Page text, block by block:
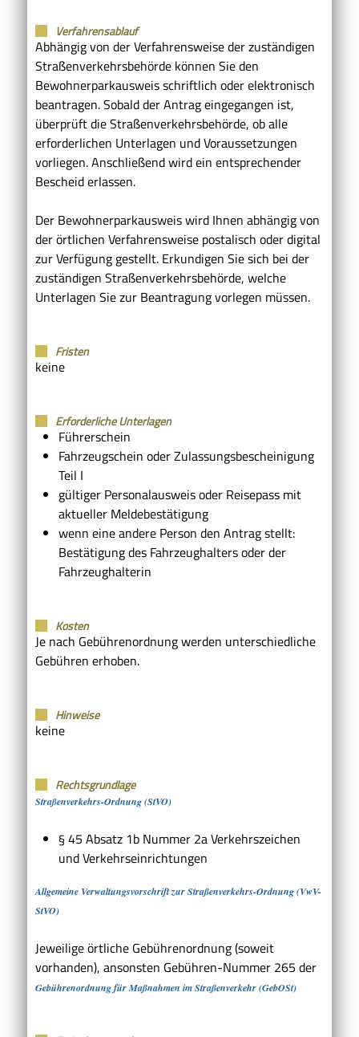
Verfahrensablauf
Abhängig von der Verfahrensweise der zuständigen
Straßenverkehrsbehörde können Sie den
Bewohnerparkausweis schriftlich oder elektronisch
beantragen. Sobald der Antrag eingegangen ist,
überprüft die Straßenverkehrsbehörde, ob alle
erforderlichen Unterlagen und Voraussetzungen
vorliegen. Anschließend wird ein entsprechender
Bescheid erlassen.
Der Bewohnerparkausweis wird Ihnen abhängig von
der örtlichen Verfahrensweise postalisch oder digital
zur Verfügung gestellt. Erkundigen Sie sich bei der
zuständigen Straßenverkehrsbehörde, welche
Unterlagen Sie zur Beantragung vorlegen müssen.
Fristen
keine
Erforderliche Unterlagen
Führerschein
Fahrzeugschein oder Zulassungsbescheinigung
Teil I
gültiger Personalausweis oder Reisepass mit
aktueller Meldebestätigung
wenn eine andere Person den Antrag stellt:
Bestätigung des Fahrzeughalters oder der
Fahrzeughalterin
Kosten
Je nach Gebührenordnung werden unterschiedliche
Gebühren erhoben.
Hinweise
keine
Rechtsgrundlage
Straßenverkehrs-Ordnung (StVO)
§ 45 Absatz 1b Nummer 2a Verkehrszeichen
und Verkehrseinrichtungen
Allgemeine Verwaltungsvorschrift zur Straßenverkehrs-Ordnung (VwV-
StVO)
Jeweilige örtliche Gebührenordnung (soweit
vorhanden), ansonsten Gebühren-Nummer 265 der
Gebührenordnung für Maßnahmen im Straßenverkehr (GebOSt)